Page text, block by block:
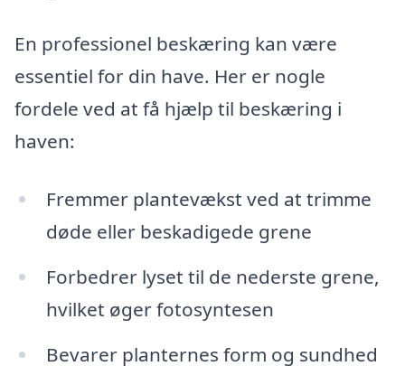
En professionel beskæring kan være
essentiel for din have. Her er nogle
fordele ved at få hjælp til beskæring i
haven:
Fremmer plantevækst ved at trimme
døde eller beskadigede grene
Forbedrer lyset til de nederste grene,
hvilket øger fotosyntesen
Bevarer planternes form og sundhed